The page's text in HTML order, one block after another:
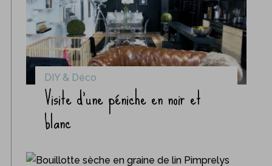
DIY & Déco
Visite d’une péniche en noir et
blanc